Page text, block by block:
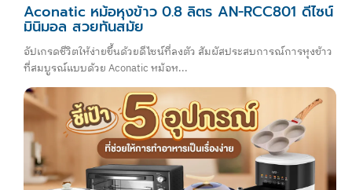
Aconatic หม้อหุงข้าว 0.8 ลิตร AN-RCC801 ดีไซน์
มินิมอล สวยทันสมัย
อัปเกรดชีวิตให้ง่ายขึ้นด้วยดีไซน์ที่ลงตัว สัมผัสประสบการณ์การหุงข้าว
ที่สมบูรณ์แบบด้วย Aconatic หม้อห...